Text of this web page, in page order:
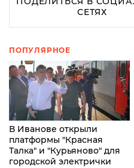
СЕТЯХ
ПОПУЛЯРНОЕ
В Иванове открыли
платформы "Красная
Талка" и "Курьяново" для
городской электрички